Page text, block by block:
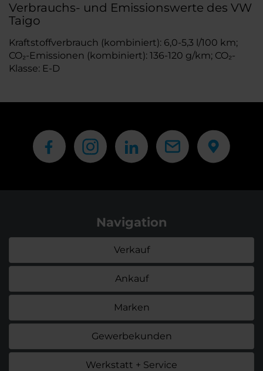
Verbrauchs- und Emissionswerte des VW
Taigo
Kraftstoffverbrauch (kombiniert): 6,0-5,3 l/100 km;
CO₂-Emissionen (kombiniert): 136-120 g/km; CO₂-
Klasse: E-D
Navigation
Verkauf
Ankauf
Marken
Gewerbekunden
Werkstatt + Service